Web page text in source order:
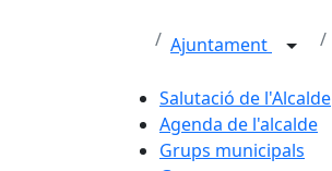
Ajuntament
Salutació de l'Alcalde
Agenda de l'alcalde
Grups municipals